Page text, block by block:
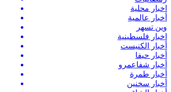
اخبار محلية
أخبار عالمية
وين تسهر
اخبار فلسطينية
أخبار الكنيست
أخبار حيفا
أخبار شفاعمرو
أخبار طمرة
أخبار سخنين